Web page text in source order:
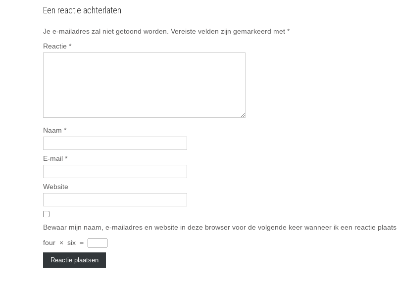
Een reactie achterlaten
Je e-mailadres zal niet getoond worden. Vereiste velden zijn gemarkeerd met *
Reactie *
Naam *
E-mail *
Website
Bewaar mijn naam, e-mailadres en website in deze browser voor de volgende keer wanneer ik een reactie plaats.
four × six =